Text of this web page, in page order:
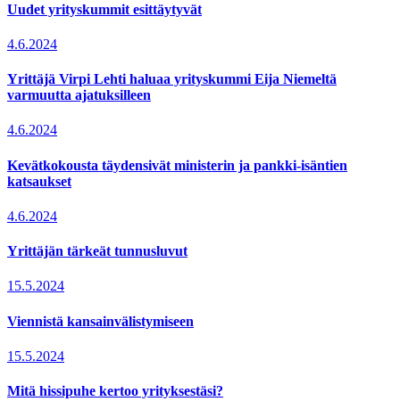
Uudet yrityskummit esittäytyvät
4.6.2024
Yrittäjä Virpi Lehti haluaa yrityskummi Eija Niemeltä
varmuutta ajatuksilleen
4.6.2024
Kevätkokousta täydensivät ministerin ja pankki-isäntien
katsaukset
4.6.2024
Yrittäjän tärkeät tunnusluvut
15.5.2024
Viennistä kansainvälistymiseen
15.5.2024
Mitä hissipuhe kertoo yrityksestäsi?